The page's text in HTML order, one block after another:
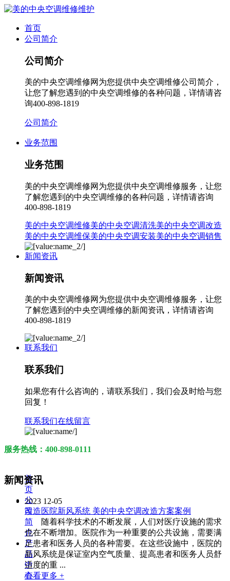
首页
公司简介
公司简介
美的中央空调维修网为您提供中央空调维修公司简介，
让您了解您遇到的中央空调维修的各种问题，详情请咨
询400-898-1819
公司简介
业务范围
业务范围
美的中央空调维修网为您提供中央空调维修服务，让您
了解您遇到的中央空调维修的各种问题，详情请咨询
400-898-1819
美的中央空调维修美的中央空调清洗美的中央空调改造
美的中央空调维保美的中央空调安装美的中央空调销售
新闻资讯
新闻资讯
美的中央空调维修网为您提供中央空调维修服务，让您
了解您遇到的中央空调维修的新闻资讯，详情请咨询
400-898-1819
联系我们
联系我们
如果您有什么咨询的，请联系我们，我们会及时给与您
回复！
联系我们在线留言
服务热线：400-898-0111
首
页
公
司
简
介
产
品
中
心
新闻资讯
2023 12-05
改造医院新风系统 美的中央空调改造方案案例
随着科学技术的不断发展，人们对医疗设施的需求
也在不断增加。医院作为一种重要的公共设施，需要满
足患者和医务人员的各种需要。在这些设施中，医院的
新风系统是保证室内空气质量、提高患者和医务人员舒
适度的重 ...
查看更多 +